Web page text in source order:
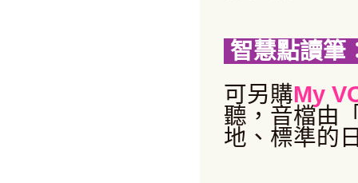
智慧點讀筆
可另購My
聽，音檔由
地、標準的